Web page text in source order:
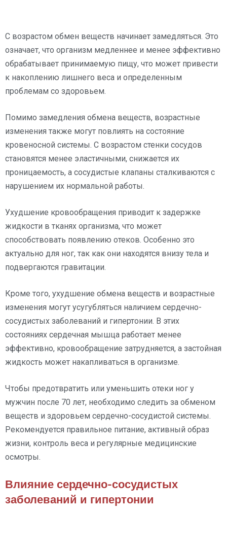
С возрастом обмен веществ начинает замедляться. Это
означает, что организм медленнее и менее эффективно
обрабатывает принимаемую пищу, что может привести
к накоплению лишнего веса и определенным
проблемам со здоровьем.
Помимо замедления обмена веществ, возрастные
изменения также могут повлиять на состояние
кровеносной системы. С возрастом стенки сосудов
становятся менее эластичными, снижается их
проницаемость, а сосудистые клапаны сталкиваются с
нарушением их нормальной работы.
Ухудшение кровообращения приводит к задержке
жидкости в тканях организма, что может
способствовать появлению отеков. Особенно это
актуально для ног, так как они находятся внизу тела и
подвергаются гравитации.
Кроме того, ухудшение обмена веществ и возрастные
изменения могут усугубляться наличием сердечно-
сосудистых заболеваний и гипертонии. В этих
состояниях сердечная мышца работает менее
эффективно, кровообращение затрудняется, а застойная
жидкость может накапливаться в организме.
Чтобы предотвратить или уменьшить отеки ног у
мужчин после 70 лет, необходимо следить за обменом
веществ и здоровьем сердечно-сосудистой системы.
Рекомендуется правильное питание, активный образ
жизни, контроль веса и регулярные медицинские
осмотры.
Влияние сердечно-сосудистых
заболеваний и гипертонии